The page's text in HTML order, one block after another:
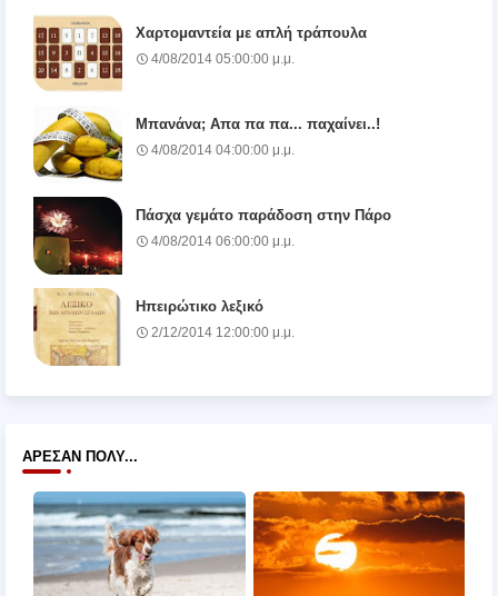
Χαρτομαντεία με απλή τράπουλα
4/08/2014 05:00:00 μ.μ.
Μπανάνα; Απα πα πα... παχαίνει..!
4/08/2014 04:00:00 μ.μ.
Πάσχα γεμάτο παράδοση στην Πάρο
4/08/2014 06:00:00 μ.μ.
Ηπειρώτικο λεξικό
2/12/2014 12:00:00 μ.μ.
ΆΡΕΣΑΝ ΠΟΛΎ...